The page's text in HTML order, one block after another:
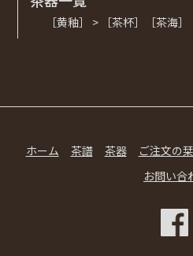
［黄釉］ > ［茶杯］［茶海
ホーム 茶譜 茶器 ご注文の栞
お問い合